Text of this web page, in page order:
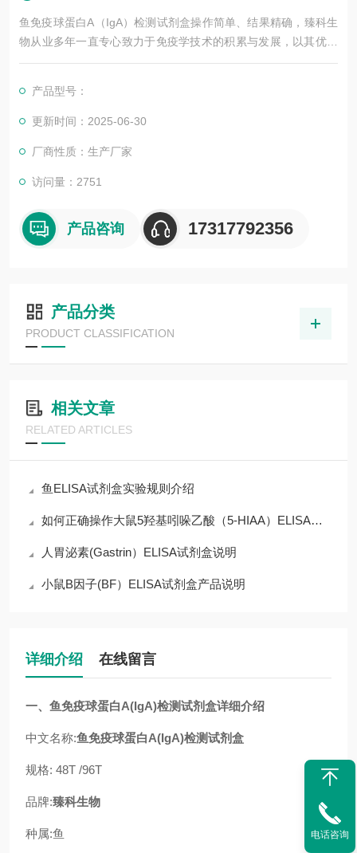
鱼免疫球蛋白A（IgA）检测试剂盒操作简单、结果精确，臻科生
物从业多年一直专心致力于免疫学技术的积累与发展，以其优质
的产品质量与专业的技术服务，赢得业内广大人士的认可。我司
共同努力合作共赢。
产品型号：
更新时间：2025-06-30
厂商性质：生产厂家
访问量：2751
产品咨询 17317792356
产品分类
PRODUCT CLASSIFICATION
相关文章
RELATED ARTICLES
鱼ELISA试剂盒实验规则介绍
如何正确操作大鼠5羟基吲哚乙酸（5-HIAA）ELISA试剂盒
人胃泌素(Gastrin）ELISA试剂盒说明
小鼠B因子(BF）ELISA试剂盒产品说明
详细介绍 在线留言
一、 鱼免疫球蛋白A(IgA)检测试剂盒详细介绍
中文名称:鱼免疫球蛋白A(IgA)检测试剂盒
规格: 48T /96T
品牌:臻科生物
种属:鱼 电话咨询